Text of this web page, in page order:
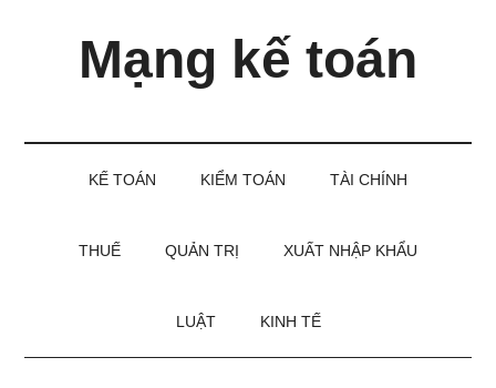
Mạng kế toán
KẾ TOÁN KIỂM TOÁN TÀI CHÍNH
THUẾ QUẢN TRỊ XUẤT NHẬP KHẨU
LUẬT KINH TẾ